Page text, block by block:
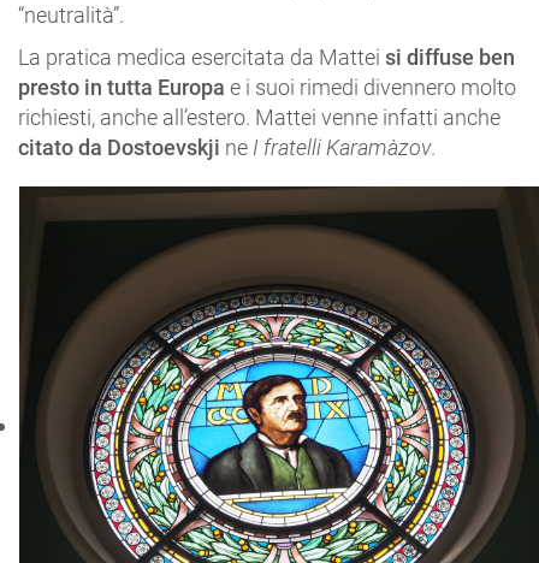
“neutralità”.
La pratica medica esercitata da Mattei si diffuse ben
presto in tutta Europa e i suoi rimedi divennero molto
richiesti, anche all’estero. Mattei venne infatti anche
citato da Dostoevskji ne I fratelli Karamàzov.